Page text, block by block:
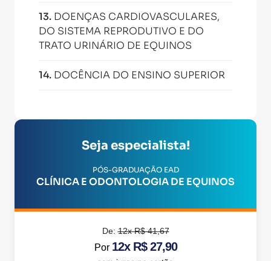
13. DOENÇAS CARDIOVASCULARES,
DO SISTEMA REPRODUTIVO E DO
TRATO URINÁRIO DE EQUINOS
14. DOCÊNCIA DO ENSINO SUPERIOR
Seja especialista!
PÓS-GRADUAÇÃO EAD
CLÍNICA E ODONTOLOGIA DE EQUINOS
De:12x R$ 41,67
Por 12x R$ 27,90